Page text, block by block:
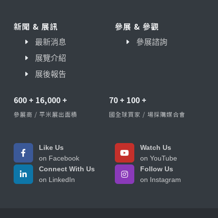
新聞 & 展訊
最新消息
展覽介紹
展後報告
參展 & 參觀
參展諮詢
600 + 16,000 +
參展商 / 平米展出面積
70 + 100 +
國全球買家 / 場採購媒合會
Like Us
on Facebook
Watch Us
on YouTube
Connect With Us
on LinkedIn
Follow Us
on Instagram